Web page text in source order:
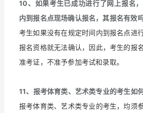
10、如果考生已成功进行了网上报名
内到报名点现场确认报名，其报名有效吗
考生如果没有在规定时间内到报名点进
报名资格就无法确认，因此，考生的报
准考证，不准予参加考试和录取。
11、报考体育类、艺术类专业的考生如
报考体育类、艺术类专业的考生，均须